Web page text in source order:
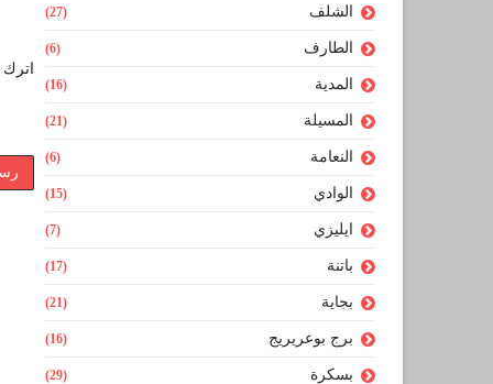
الشلف (27)
الطارف (6)
المدية (16)
المسيلة (21)
النعامة (6)
الوادي (15)
ايليزي (7)
باتنة (17)
بجاية (21)
برج بوعريريج (16)
بسكرة (29)
اترك